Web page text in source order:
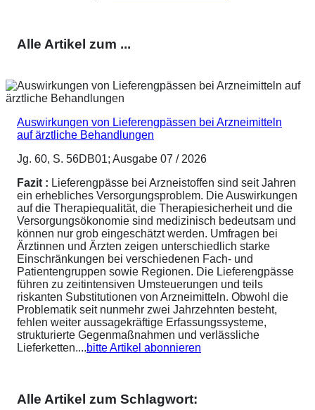
Alle Artikel zum ...
Auswirkungen von Lieferengpässen bei Arzneimitteln
auf ärztliche Behandlungen
Jg. 60, S. 56DB01; Ausgabe 07 / 2026
Fazit : Lieferengpässe bei Arzneistoffen sind seit Jahren
ein erhebliches Versorgungsproblem. Die Auswirkungen
auf die Therapiequalität, die Therapiesicherheit und die
Versorgungsökonomie sind medizinisch bedeutsam und
können nur grob eingeschätzt werden. Umfragen bei
Ärztinnen und Ärzten zeigen unterschiedlich starke
Einschränkungen bei verschiedenen Fach- und
Patientengruppen sowie Regionen. Die Lieferengpässe
führen zu zeitintensiven Umsteuerungen und teils
riskanten Substitutionen von Arzneimitteln. Obwohl die
Problematik seit nunmehr zwei Jahrzehnten besteht,
fehlen weiter aussagekräftige Erfassungssysteme,
strukturierte Gegenmaßnahmen und verlässliche
Lieferketten....bitte Artikel abonnieren
Alle Artikel zum Schlagwort: